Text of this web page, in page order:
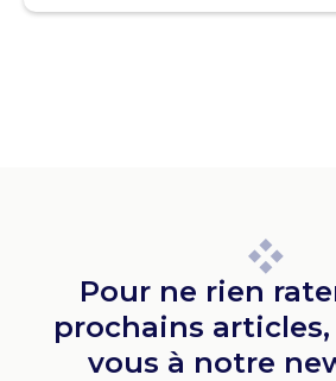
Pour ne rien
prochains
vous à notre